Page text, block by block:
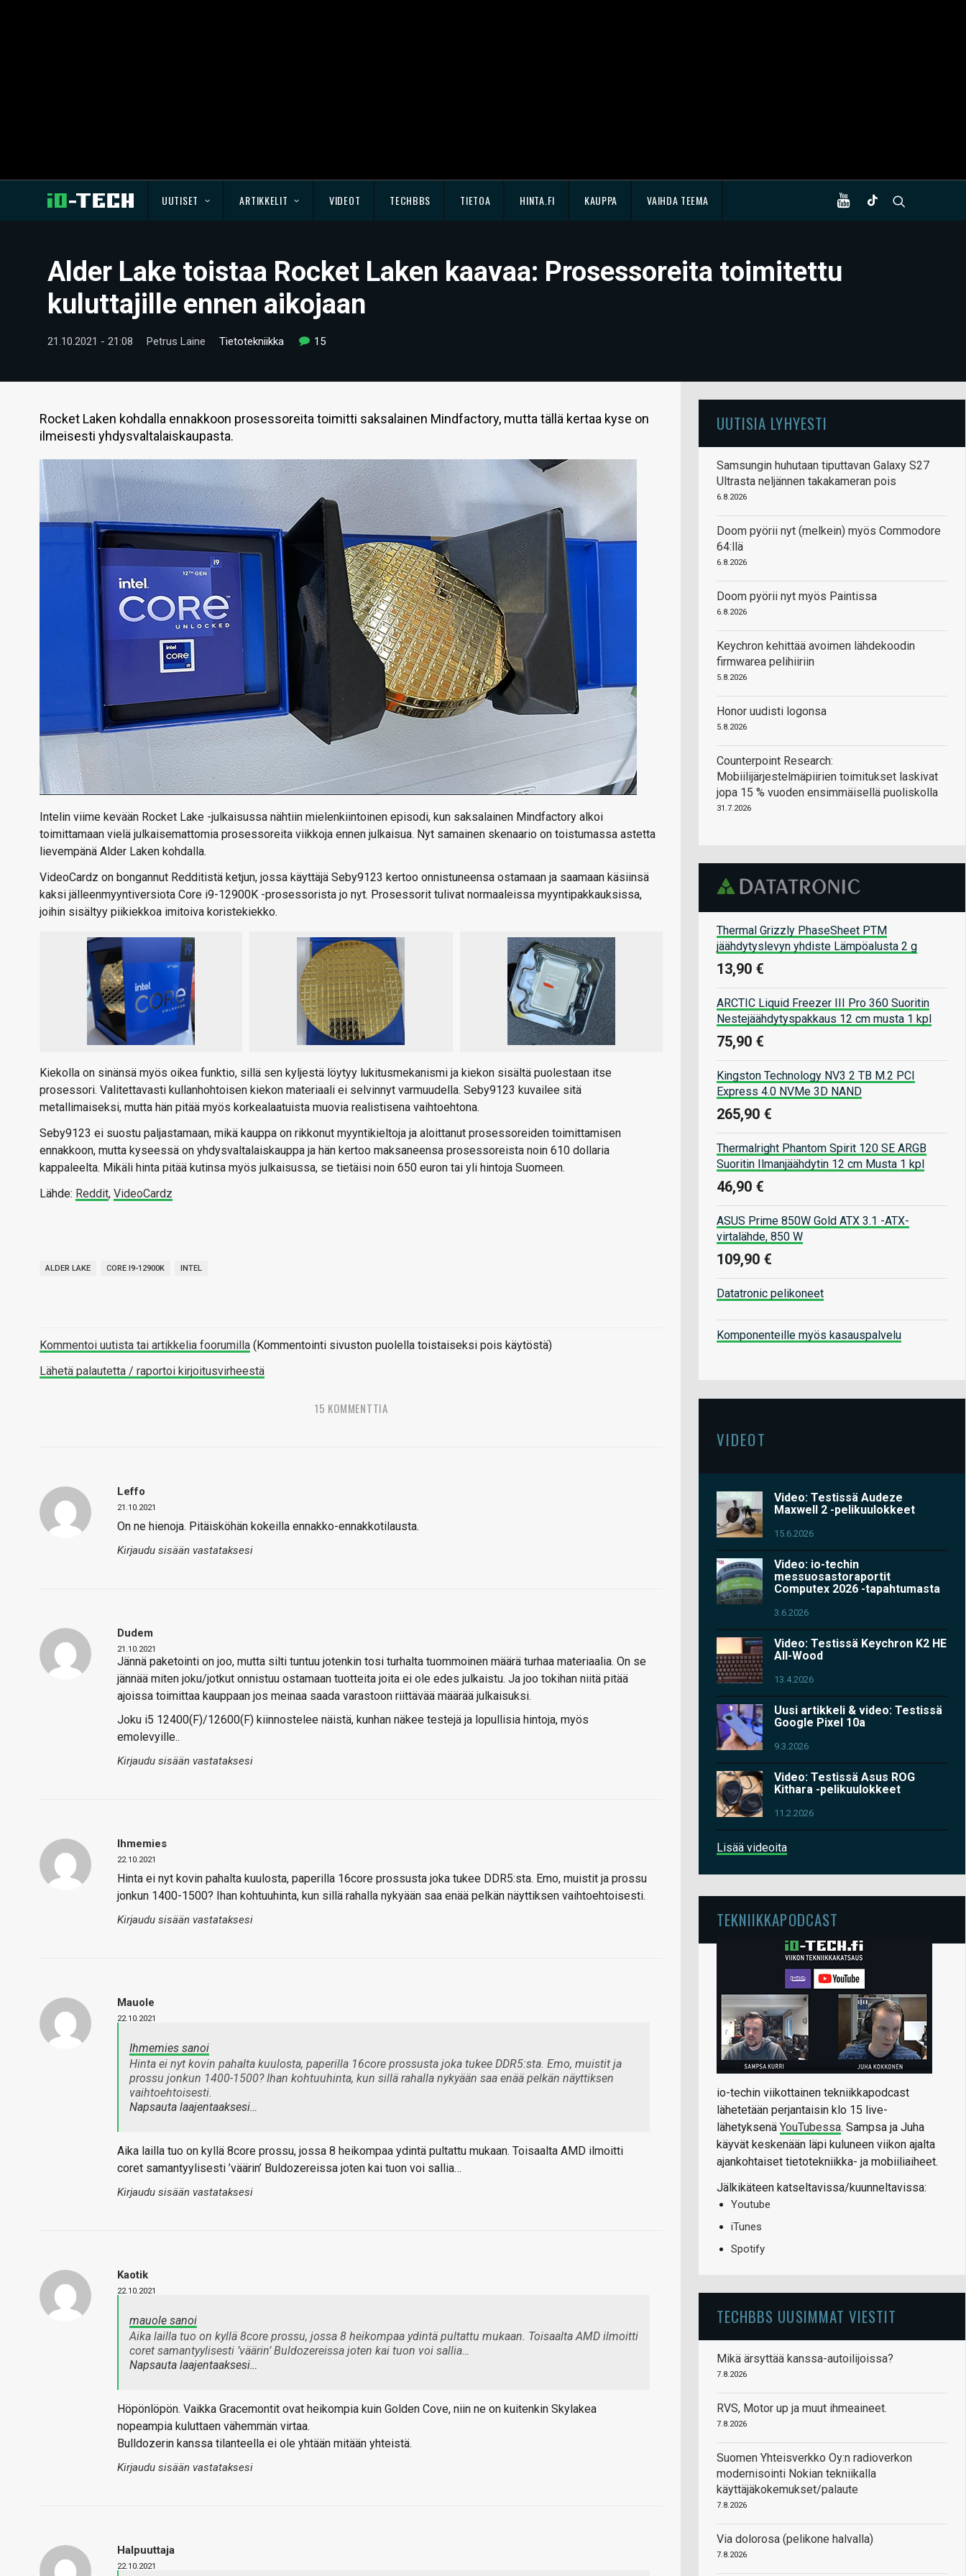
UUTISET ARTIKKELIT VIDEOT TECHBBS TIETOA HINTA.FI KAUPPA VAIHDA TEEMA
Alder Lake toistaa Rocket Laken kaavaa: Prosessoreita toimitettu
kuluttajille ennen aikojaan
21.10.2021 - 21:08 Petrus Laine Tietotekniikka 15
Rocket Laken kohdalla ennakkoon prosessoreita toimitti saksalainen Mindfactory, mutta tällä kertaa kyse on
ilmeisesti yhdysvaltalaiskaupasta.
Intelin viime kevään Rocket Lake -julkaisussa nähtiin mielenkiintoinen episodi, kun saksalainen Mindfactory alkoi
toimittamaan vielä julkaisemattomia prosessoreita viikkoja ennen julkaisua. Nyt samainen skenaario on toistumassa astetta
lievempänä Alder Laken kohdalla.
VideoCardz on bongannut Redditistä ketjun, jossa käyttäjä Seby9123 kertoo onnistuneensa ostamaan ja saamaan käsiinsä
kaksi jälleenmyyntiversiota Core i9-12900K -prosessorista jo nyt. Prosessorit tulivat normaaleissa myyntipakkauksissa,
joihin sisältyy piikiekkoa imitoiva koristekiekko.
Kiekolla on sinänsä myös oikea funktio, sillä sen kyljestä löytyy lukitusmekanismi ja kiekon sisältä puolestaan itse
prosessori. Valitettavasti kullanhohtoisen kiekon materiaali ei selvinnyt varmuudella. Seby9123 kuvailee sitä
metallimaiseksi, mutta hän pitää myös korkealaatuista muovia realistisena vaihtoehtona.
Seby9123 ei suostu paljastamaan, mikä kauppa on rikkonut myyntikieltoja ja aloittanut prosessoreiden toimittamisen
ennakkoon, mutta kyseessä on yhdysvaltalaiskauppa ja hän kertoo maksaneensa prosessoreista noin 610 dollaria
kappaleelta. Mikäli hinta pitää kutinsa myös julkaisussa, se tietäisi noin 650 euron tai yli hintoja Suomeen.
Lähde: Reddit, VideoCardz
ALDER LAKE CORE I9-12900K INTEL
Kommentoi uutista tai artikkelia foorumilla (Kommentointi sivuston puolella toistaiseksi pois käytöstä)
Lähetä palautetta / raportoi kirjoitusvirheestä
15 KOMMENTTIA
Leffo
21.10.2021
On ne hienoja. Pitäisköhän kokeilla ennakko-ennakkotilausta.
Kirjaudu sisään vastataksesi
Dudem
21.10.2021
Jännä paketointi on joo, mutta silti tuntuu jotenkin tosi turhalta tuommoinen määrä turhaa materiaalia. On se
jännää miten joku/jotkut onnistuu ostamaan tuotteita joita ei ole edes julkaistu. Ja joo tokihan niitä pitää
ajoissa toimittaa kauppaan jos meinaa saada varastoon riittävää määrää julkaisuksi.
Joku i5 12400(F)/12600(F) kiinnostelee näistä, kunhan näkee testejä ja lopullisia hintoja, myös
emolevyille..
Kirjaudu sisään vastataksesi
Ihmemies
22.10.2021
Hinta ei nyt kovin pahalta kuulosta, paperilla 16core prossusta joka tukee DDR5:sta. Emo, muistit ja prossu
jonkun 1400-1500? Ihan kohtuuhinta, kun sillä rahalla nykyään saa enää pelkän näyttiksen vaihtoehtoisesti.
Kirjaudu sisään vastataksesi
Mauole
22.10.2021
Ihmemies sanoi
Hinta ei nyt kovin pahalta kuulosta, paperilla 16core prossusta joka tukee DDR5:sta. Emo, muistit ja
prossu jonkun 1400-1500? Ihan kohtuuhinta, kun sillä rahalla nykyään saa enää pelkän näyttiksen
vaihtoehtoisesti.
Napsauta laajentaaksesi…
Aika lailla tuo on kyllä 8core prossu, jossa 8 heikompaa ydintä pultattu mukaan. Toisaalta AMD ilmoitti
coret samantyylisesti ’väärin’ Buldozereissa joten kai tuon voi sallia…
Kirjaudu sisään vastataksesi
Kaotik
22.10.2021
mauole sanoi
Aika lailla tuo on kyllä 8core prossu, jossa 8 heikompaa ydintä pultattu mukaan. Toisaalta AMD ilmoitti
coret samantyylisesti ’väärin’ Buldozereissa joten kai tuon voi sallia…
Napsauta laajentaaksesi…
Höpönlöpön. Vaikka Gracemontit ovat heikompia kuin Golden Cove, niin ne on kuitenkin Skylakea
nopeampia kuluttaen vähemmän virtaa.
Bulldozerin kanssa tilanteella ei ole yhtään mitään yhteistä.
Kirjaudu sisään vastataksesi
Halpuuttaja
22.10.2021
UUTISIA LYHYESTI
Samsungin huhutaan tiputtavan Galaxy S27
Ultrasta neljännen takakameran pois
6.8.2026
Doom pyörii nyt (melkein) myös Commodore
64:llä
6.8.2026
Doom pyörii nyt myös Paintissa
6.8.2026
Keychron kehittää avoimen lähdekoodin
firmwarea pelihiiriin
5.8.2026
Honor uudisti logonsa
5.8.2026
Counterpoint Research:
Mobiilijärjestelmäpiirien toimitukset laskivat
jopa 15 % vuoden ensimmäisellä puoliskolla
31.7.2026
Thermal Grizzly PhaseSheet PTM
jäähdytyslevyn yhdiste Lämpöalusta 2 g
13,90 €
ARCTIC Liquid Freezer III Pro 360 Suoritin
Nestejäähdytyspakkaus 12 cm musta 1 kpl
75,90 €
Kingston Technology NV3 2 TB M.2 PCI
Express 4.0 NVMe 3D NAND
265,90 €
Thermalright Phantom Spirit 120 SE ARGB
Suoritin Ilmanjäähdytin 12 cm Musta 1 kpl
46,90 €
ASUS Prime 850W Gold ATX 3.1 -ATX-
virtalähde, 850 W
109,90 €
Datatronic pelikoneet
Komponenteille myös kasauspalvelu
VIDEOT
Video: Testissä Audeze
Maxwell 2 -pelikuulokkeet
15.6.2026
Video: io-techin
messuosastoraportit
Computex 2026 -tapahtumasta
3.6.2026
Video: Testissä Keychron K2 HE
All-Wood
13.4.2026
Uusi artikkeli & video: Testissä
Google Pixel 10a
9.3.2026
Video: Testissä Asus ROG
Kithara -pelikuulokkeet
11.2.2026
Lisää videoita
TEKNIIKKAPODCAST
io-techin viikottainen tekniikkapodcast
lähetetään perjantaisin klo 15 live-
lähetyksenä YouTubessa. Sampsa ja Juha
käyvät keskenään läpi kuluneen viikon ajalta
ajankohtaiset tietotekniikka- ja mobiiliaiheet.
Jälkikäteen katseltavissa/kuunneltavissa:
Youtube
iTunes
Spotify
TECHBBS UUSIMMAT VIESTIT
Mikä ärsyttää kanssa-autoilijoissa?
7.8.2026
RVS, Motor up ja muut ihmeaineet.
7.8.2026
Suomen Yhteisverkko Oy:n radioverkon
modernisointi Nokian tekniikalla
käyttäjäkokemukset/palaute
7.8.2026
Via dolorosa (pelikone halvalla)
7.8.2026